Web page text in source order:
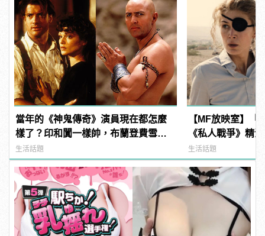
當年的《神鬼傳奇》演員現在都怎麼
樣了？印和闐一樣帥，布蘭登費雪大
發福！
生活話題
【MF放映室】「
《私人戰爭》精
生活話題